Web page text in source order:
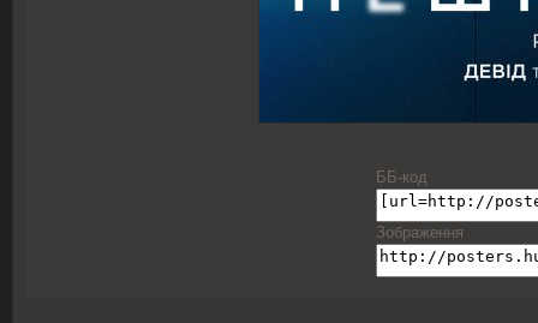
ББ-код
Зображення